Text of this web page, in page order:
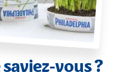
saviez-vous ?